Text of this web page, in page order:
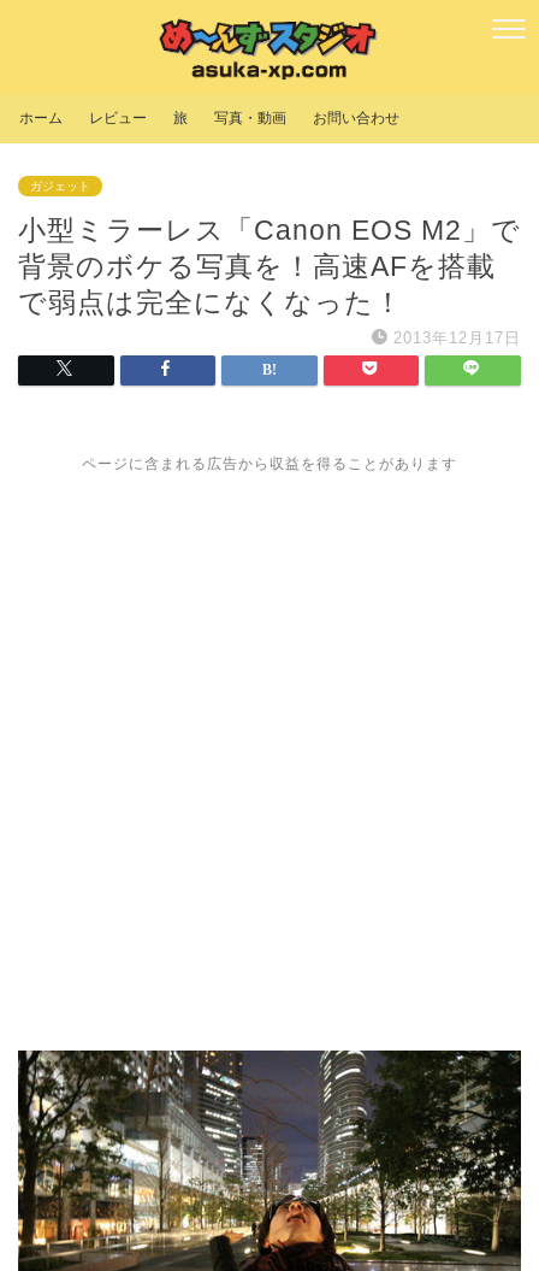
ホーム レビュー 旅 写真・動画 お問い合わせ
ガジェット
小型ミラーレス「Canon EOS M2」で
背景のボケる写真を！高速AFを搭載
で弱点は完全になくなった！
2013年12月17日
ページに含まれる広告から収益を得ることがあります